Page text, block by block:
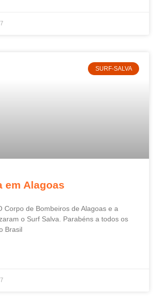
SURF-SALVA
em Alagoas
Corpo de Bombeiros de Alagoas e a
o Surf Salva. Parabéns a todos os
Brasil